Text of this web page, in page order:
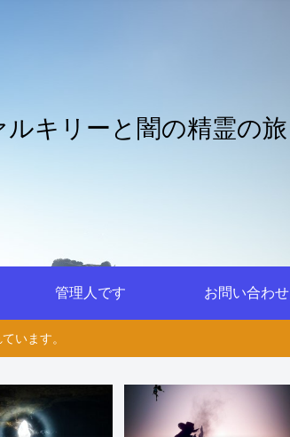
キリーと闇の精霊の旅
管理人です お問い合わせ
います。